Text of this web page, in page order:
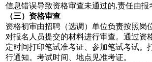
信息错误导致资格审查未通过的,责任由报
（三）资格审查
资格初审由招聘（选调）单位负责按照岗
对报名人员提交的材料进行审查。通过资
定时间打印笔试准考证、参加笔试考试。
行通知。考试时间、地点见准考证。